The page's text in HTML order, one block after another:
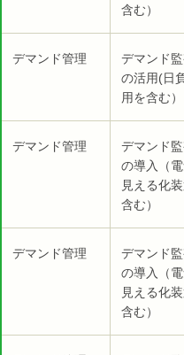
含む）
デマンド管理
デマンド
の活用(日
用を含む）
デマンド管理
デマンド
の導入（
見える化
含む）
デマンド管理
デマンド
の導入（
見える化
含む）